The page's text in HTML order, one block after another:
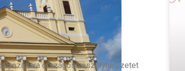
országos veszélyhelyzetet